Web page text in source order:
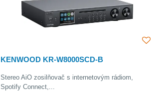
KENWOOD KR-W8000SCD-B
Stereo AiO zosilňovač s internetovým rádiom,
Spotify Connect,...